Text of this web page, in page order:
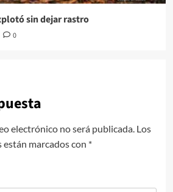
sin dejar rastro
0
electrónico no será publicada. Los
marcados con *